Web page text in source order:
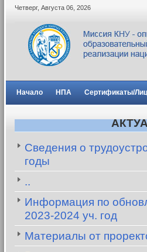
Четверг, Августа 06 2026
Начало НПА Сертификаты/
Сведения о
годы
..
Информация по
2023-2024 уч. год
Материалы от